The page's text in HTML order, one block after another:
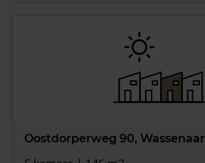
Oostdorperweg 90, Wassenaar